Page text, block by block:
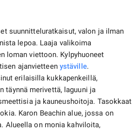
suunnitteluratkaisut, valon ja ilman
lepoa. Laaja valikoima
loman viettoon. Kylpyhuoneet
ajanvietteen ystäville.
erilaisilla kukkapenkeillä,
täynnä merivettä, laguuni ja
ja kauneushoitoja. Tasokkaat
Karon Beachin alue, jossa on
Alueella on monia kahviloita,